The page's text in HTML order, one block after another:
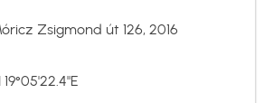
Zsigmond út 126, 2016